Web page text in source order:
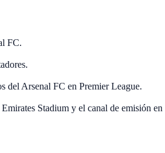
FC.
del Arsenal FC en Premier League.
Stadium y el canal de emisión